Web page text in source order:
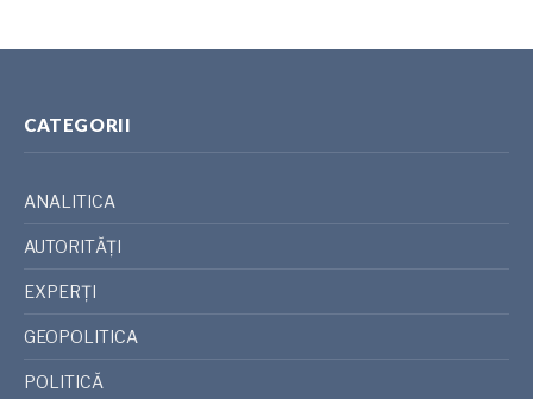
CATEGORII
ANALITICA
AUTORITĂȚI
EXPERȚI
GEOPOLITICA
POLITICĂ